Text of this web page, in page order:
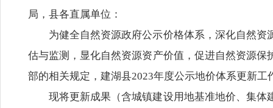
局，县各直属单位：
为健全自然资源政府公示价格体系，深化自然
估与监测，显化自然资源资产价值，促进自然资源
部的相关规定，建湖县2023年度公示地价体系更新工
现将更新成果（含城镇建设用地基准地价、集